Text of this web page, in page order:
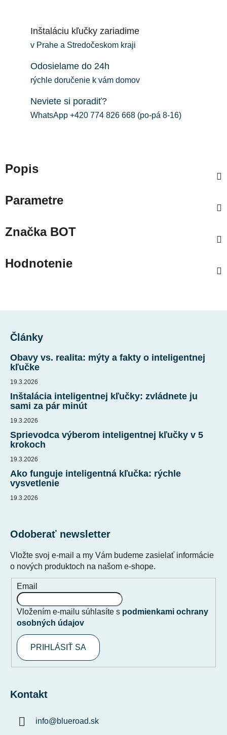
Inštaláciu kľučky zariadime
v Prahe a Stredočeskom kraji
Odosielame do 24h
rýchle doručenie k vám domov
Neviete si poradiť?
WhatsApp +420 774 826 668 (po-pá 8-16)
Popis
Parametre
ZnačkaBOT
Hodnotenie
Články
Obavy vs. realita: mýty a fakty o inteligentnej
kľučke
19.3.2026
Inštalácia inteligentnej kľučky: zvládnete ju
sami za pár minút
19.3.2026
Sprievodca výberom inteligentnej kľučky v 5
krokoch
19.3.2026
Ako funguje inteligentná kľučka: rýchle
vysvetlenie
19.3.2026
Odoberať newsletter
Vložte svoj e-mail a my Vám budeme zasielať informácie
o nových produktoch na našom e-shope.
Email
Vložením e-mailu súhlasíte s podmienkami ochrany
osobných údajov
PRIHLÁSIŤ SA
Kontakt
info@blueroad.sk